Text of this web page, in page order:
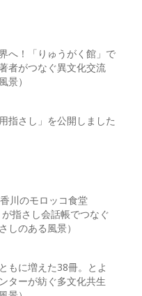
へ！「りゅうがく館」で
者がつなぐ異文化交流
景）
指さし」を公開しました
川のモロッコ食堂
が指さし会話帳でつなぐ
しのある風景）
もに増えた38冊。とよ
ターが紡ぐ多文化共生